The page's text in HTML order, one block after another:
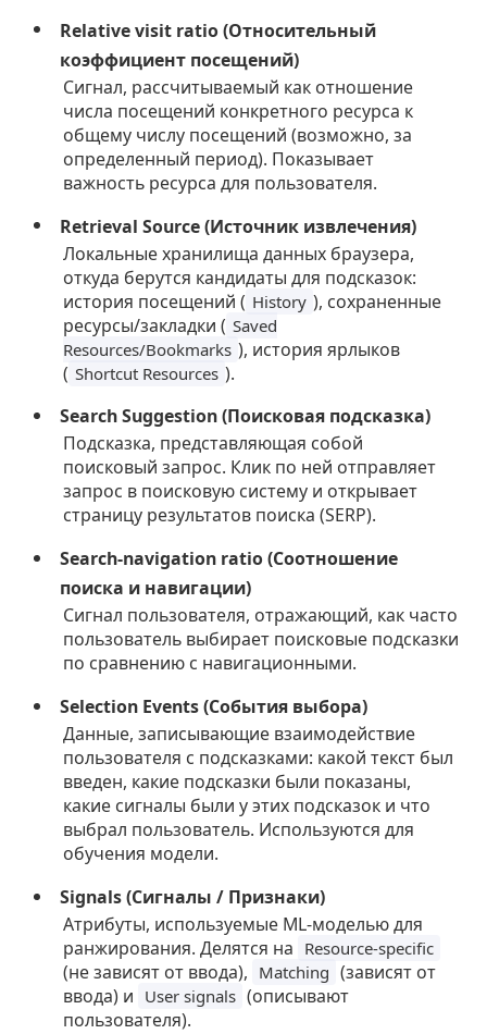
Relative visit ratio (Относительный
коэффициент посещений)
Сигнал, рассчитываемый как отношение
числа посещений конкретного ресурса к
общему числу посещений (возможно, за
определенный период). Показывает
важность ресурса для пользователя.
Retrieval Source (Источник извлечения)
Локальные хранилища данных браузера,
откуда берутся кандидаты для подсказок:
история посещений ( History ), сохраненные
ресурсы/закладки ( Saved
Resources/Bookmarks ), история ярлыков
( Shortcut Resources ).
Search Suggestion (Поисковая подсказка)
Подсказка, представляющая собой
поисковый запрос. Клик по ней отправляет
запрос в поисковую систему и открывает
страницу результатов поиска (SERP).
Search-navigation ratio (Соотношение
поиска и навигации)
Сигнал пользователя, отражающий, как часто
пользователь выбирает поисковые подсказки
по сравнению с навигационными.
Selection Events (События выбора)
Данные, записывающие взаимодействие
пользователя с подсказками: какой текст был
введен, какие подсказки были показаны,
какие сигналы были у этих подсказок и что
выбрал пользователь. Используются для
обучения модели.
Signals (Сигналы / Признаки)
Атрибуты, используемые ML-моделью для
ранжирования. Делятся на Resource-specific
(не зависят от ввода), Matching (зависят от
ввода) и User signals (описывают
пользователя).